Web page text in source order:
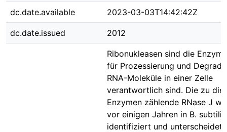
dc.date.available 2023-03-03T14:42:42Z
dc.date.issued 2012
Ribonukleasen sind die
für Prozessierung und
RNA-Moleküle in einer Zelle
verantwortlich sind. Die zu
Enzymen zählende RNase J
vor einigen Jahren in B. subtilis
identifiziert und unterscheidet